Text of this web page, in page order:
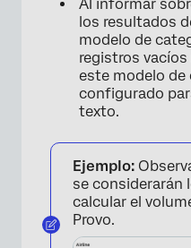
Al informar
los resultados
modelo de
registros
este modelo
configurado
texto.
Ejemplo:
se considerarán
calcular el
Provo.